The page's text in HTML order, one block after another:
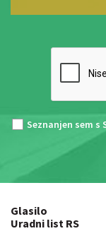
Seznanjen sem s
Glasilo
Uradni list RS